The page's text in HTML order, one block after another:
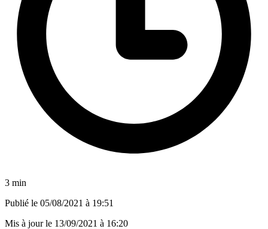
3 min
Publié le 05/08/2021 à 19:51
Mis à jour le 13/09/2021 à 16:20